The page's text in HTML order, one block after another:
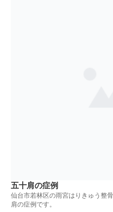
五十肩の症例
仙台市若林区の雨宮はりきゅう整
肩の症例です。